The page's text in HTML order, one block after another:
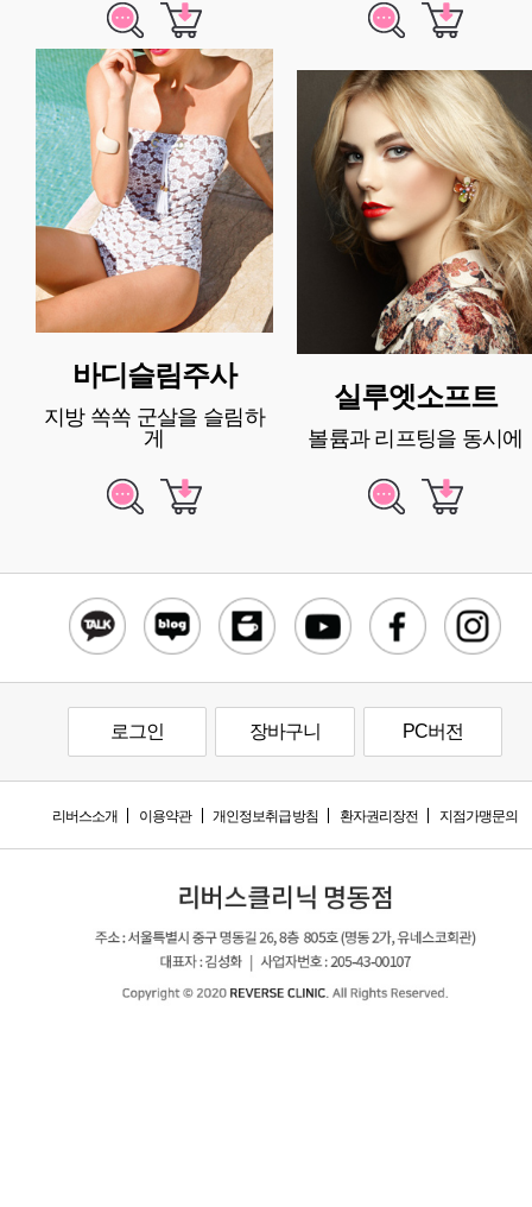
바디슬림주사
지방 쏙쏙 군살을 슬림하
게
실루엣소프트
볼륨과 리프팅을 동시에
로그인 장바구니 PC버전
리버스소개 이용약관 개인정보취급방침 환자권리장전 지점가맹문의